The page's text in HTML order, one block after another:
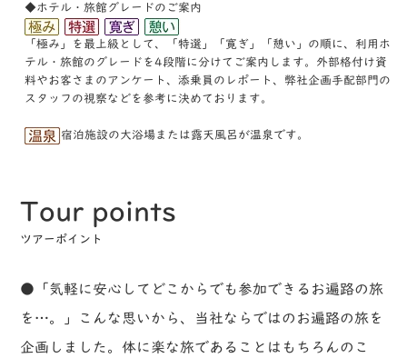
◆ホテル・旅館グレードのご案内
「極み」を最上級として、「特選」「寛ぎ」「憩い」の順に、利⽤ホ
テル・旅館のグレードを4段階に分けてご案内します。外部格付け資
料やお客さまのアンケート、添乗員のレポート、弊社企画⼿配部⾨の
スタッフの視察などを参考に決めております。
宿泊施設の大浴場または露天風呂が温泉です。
Tour points
ツアーポイント
●「気軽に安心してどこからでも参加できるお遍路の旅
を…。」こんな思いから、当社ならではのお遍路の旅を
企画しました。体に楽な旅であることはもちろんのこ